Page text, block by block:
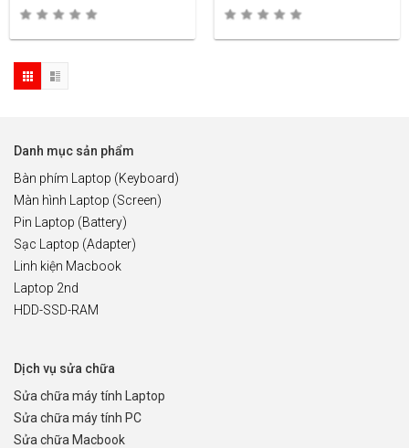
Danh mục sản phẩm
Bàn phím Laptop (Keyboard)
Màn hình Laptop (Screen)
Pin Laptop (Battery)
Sạc Laptop (Adapter)
Linh kiện Macbook
Laptop 2nd
HDD-SSD-RAM
Dịch vụ sửa chữa
Sửa chữa máy tính Laptop
Sửa chữa máy tính PC
Sửa chữa Macbook